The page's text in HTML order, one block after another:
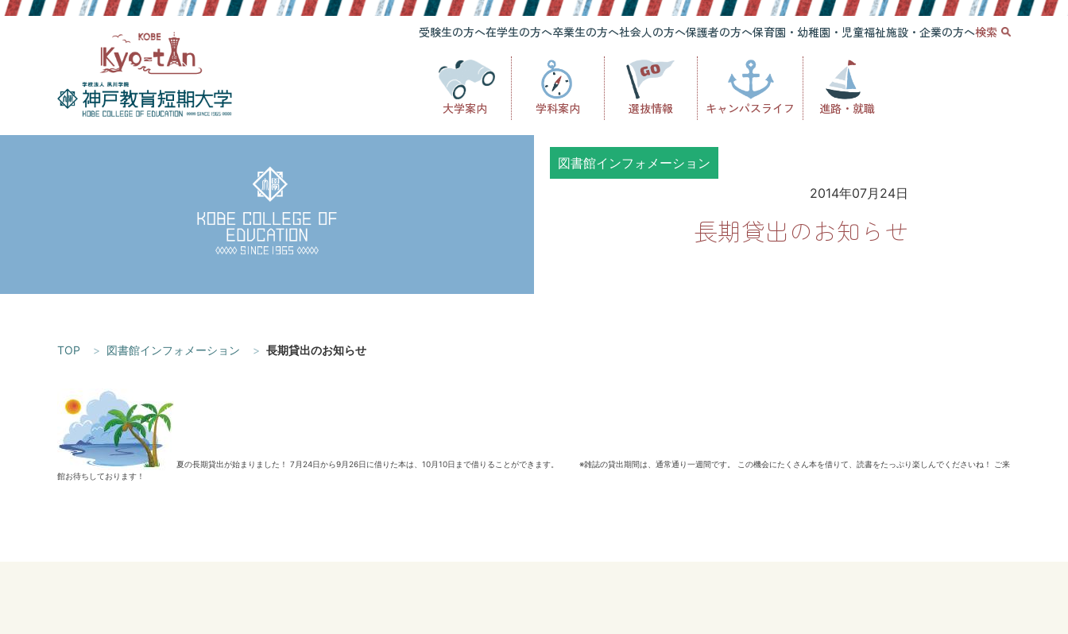
Skip
to
受験生の方へ在学生の方へ卒業生の方へ社会人の方へ保護者の方へ保育園・幼稚園・児童福祉施設・企業の方へ検索
大学案内 学科案内 選抜情報 キャンパスライフ 進路・就職
図書館インフォメーション
2014年07月24日
長期貸出のお知らせ
TOP 図書館インフォメーション 長期貸出のお知らせ
夏の長期貸出が始まりました！ 7月24日から9月26日に借りた本は、10月10日まで借りることができます。 ※雑誌の貸出期間は、通常通り一週間です。 この機会にたくさん本を借りて、読書をたっぷり楽しんでくださいね！ ご来
館お待ちしております！